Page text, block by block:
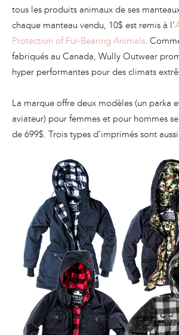
tous les produits animaux de ses
chaque manteau vendu, 10$ est remis à l’
Protection of Fur-Bearing Animals.
fabriqués au Canada, Wully Outwear
hyper performantes pour des climats
La marque offre deux modèles (un parka
aviateur) pour femmes et pour hommes
de 699$. Trois types d’imprimés sont